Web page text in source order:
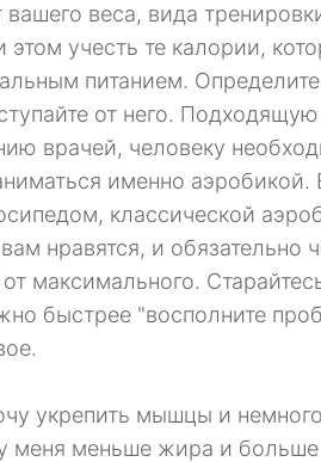
веса, вида
учесть те калории,
питанием.
от него.
врачей, человеку
именно
классической
нравятся, и
максимального.
быстрее "восполните
укрепить мышцы и
у меня меньше жира и